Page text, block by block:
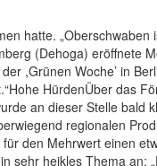
hatte.
(Dehoga) eröffnete
,Grünen Woche’ in
HürdenÜber das
an dieser Stelle bald
regionalen
den Mehrwert einen
sehr heikles Thema an: